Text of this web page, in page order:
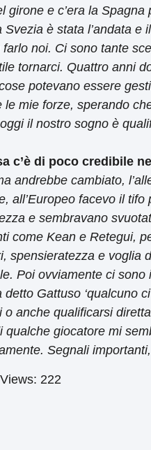
girone e c’era la
Svezia è stata l’andata e
farlo noi. Ci sono tante
tornarci. Quattro anni
potevano essere
le mie forze, sperando
il nostro sogno è
c’è di poco credibile
andrebbe cambiato,
all’Europeo facevo il
e sembravano
come Kean e Retegui,
spensieratezza e voglia
Poi ovviamente ci
detto Gattuso ‘qualcuno
o anche qualificarsi
qualche giocatore mi
Segnali
222